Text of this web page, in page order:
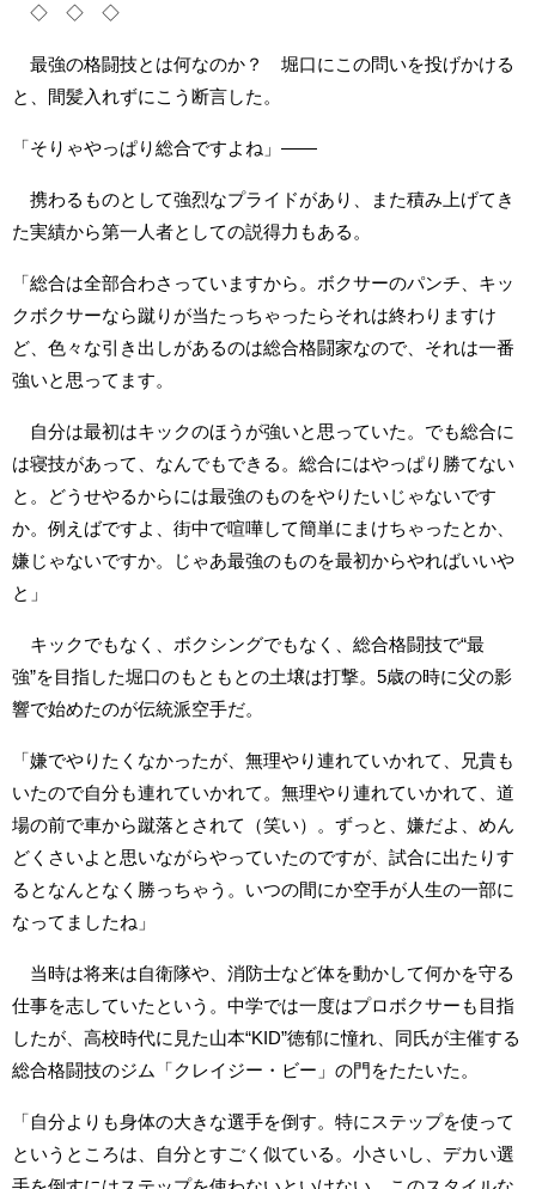
◇ ◇ ◇
最強の格闘技とは何なのか？ 堀口にこの問いを投げかける
と、間髪入れずにこう断言した。
「そりゃやっぱり総合ですよね」――
携わるものとして強烈なプライドがあり、また積み上げてき
た実績から第一人者としての説得力もある。
「総合は全部合わさっていますから。ボクサーのパンチ、キッ
クボクサーなら蹴りが当たっちゃったらそれは終わりますけ
ど、色々な引き出しがあるのは総合格闘家なので、それは一番
強いと思ってます。
自分は最初はキックのほうが強いと思っていた。でも総合に
は寝技があって、なんでもできる。総合にはやっぱり勝てない
と。どうせやるからには最強のものをやりたいじゃないです
か。例えばですよ、街中で喧嘩して簡単にまけちゃったとか、
嫌じゃないですか。じゃあ最強のものを最初からやればいいや
と」
キックでもなく、ボクシングでもなく、総合格闘技で“最
強”を目指した堀口のもともとの土壌は打撃。5歳の時に父の影
響で始めたのが伝統派空手だ。
「嫌でやりたくなかったが、無理やり連れていかれて、兄貴も
いたので自分も連れていかれて。無理やり連れていかれて、道
場の前で車から蹴落とされて（笑い）。ずっと、嫌だよ、めん
どくさいよと思いながらやっていたのですが、試合に出たりす
るとなんとなく勝っちゃう。いつの間にか空手が人生の一部に
なってましたね」
当時は将来は自衛隊や、消防士など体を動かして何かを守る
仕事を志していたという。中学では一度はプロボクサーも目指
したが、高校時代に見た山本“KID”徳郁に憧れ、同氏が主催する
総合格闘技のジム「クレイジー・ビー」の門をたたいた。
「自分よりも身体の大きな選手を倒す。特にステップを使って
というところは、自分とすごく似ている。小さいし、デカい選